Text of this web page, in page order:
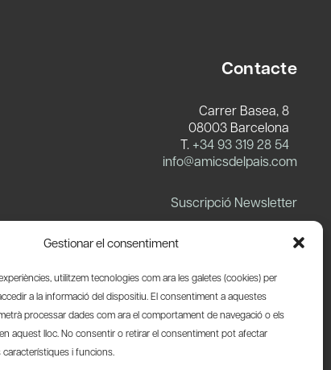
Gestionar el consentiment
utilitzem tecnologies com ara les galetes (cookies) per
a la informació del dispositiu. El consentiment a aquestes
processar dades com ara el comportament de navegació o els
aquest lloc. No consentir o retirar el consentiment pot afectar
i funcions.
Contacte
Carrer Basea, 8
08003 Barcelona
T. +34 93 319 28 54
info@amicsdelpais.com
Suscripció Newsletter
YouTube